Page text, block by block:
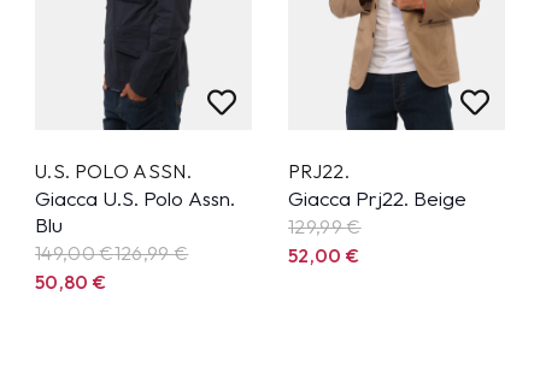
U.S. POLO ASSN.
Giacca U.S. Polo Assn.
Blu
149,00 €126,99€
50,80€
PRJ22.
Giacca Prj22. Beige
129,99€
52,00€